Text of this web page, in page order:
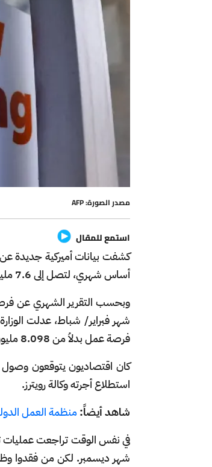
مصدر الصورة: AFP
استمع للمقال
أساس شهري، لتصل إلى 7.6 مليون فرصة.
وبحسب التقرير الشهري عن فرص
فرصة عمل بدلاُ من 8.098 مليون فرصة بحسب ما أعلن في وقت سابق.
كان اقتصاديون يتوقعون وصول
استطلاع أجرته وكالة رويترز.
شاهد أيضاً:منظمة العمل
شهر ديسمبر. لكن من فقدوا